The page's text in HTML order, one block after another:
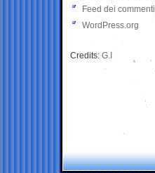
Feed dei commenti
WordPress.org
Credits: G.I